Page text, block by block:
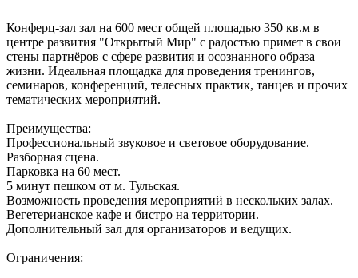
Конферц-зал зал на 600 мест общей площадью 350 кв.м в
центре развития "Открытый Мир" с радостью примет в свои
стены партнёров с сфере развития и осознанного образа
жизни. Идеальная площадка для проведения тренингов,
семинаров, конференций, телесных практик, танцев и прочих
тематических мероприятий.
Преимущества:
Профессиональный звуковое и световое оборудование.
Разборная сцена.
Парковка на 60 мест.
5 минут пешком от м. Тульская.
Возможность проведения мероприятий в нескольких залах.
Вегетерианское кафе и бистро на территории.
Дополнительный зал для организаторов и ведущих.
Ограничения: